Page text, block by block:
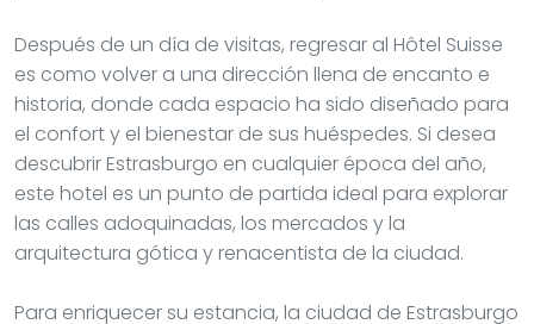
Después de un día de visitas, regresar al Hôtel Suisse
es como volver a una dirección llena de encanto e
historia, donde cada espacio ha sido diseñado para
el confort y el bienestar de sus huéspedes. Si desea
descubrir Estrasburgo en cualquier época del año,
este hotel es un punto de partida ideal para explorar
las calles adoquinadas, los mercados y la
arquitectura gótica y renacentista de la ciudad.
Para enriquecer su estancia, la ciudad de Estrasburgo